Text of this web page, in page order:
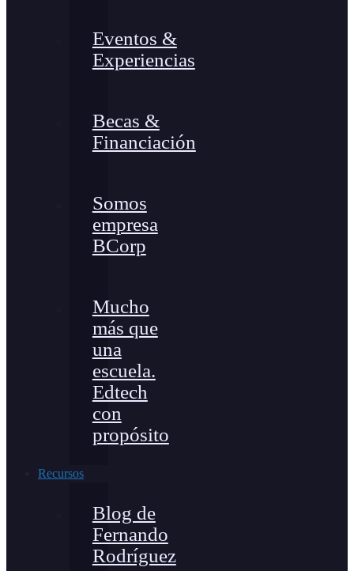
Eventos &
Experiencias
Becas &
Financiación
Somos
empresa
BCorp
Mucho
más que
una
escuela.
Edtech
con
propósito
Recursos
Blog de
Fernando
Rodríguez